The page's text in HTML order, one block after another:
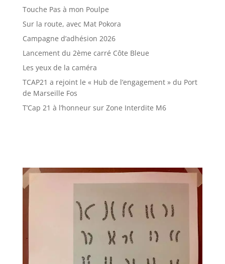
Touche Pas à mon Poulpe
Sur la route, avec Mat Pokora
Campagne d’adhésion 2026
Lancement du 2ème carré Côte Bleue
Les yeux de la caméra
TCAP21 a rejoint le « Hub de l’engagement » du Port
de Marseille Fos
T’Cap 21 à l’honneur sur Zone Interdite M6